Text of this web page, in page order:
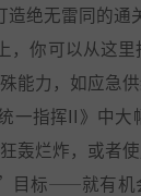
绝无雷同的通
你可以从这
能力，如应急
指挥II》中
轰烂炸，或者
标——就有机